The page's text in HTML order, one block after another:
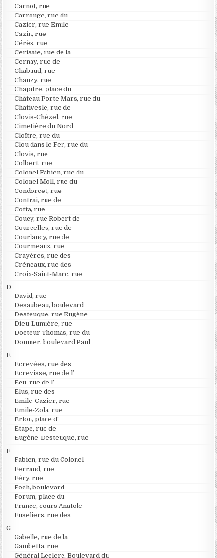
Carnot, rue
Carrouge, rue du
Cazier, rue Emile
Cazin, rue
Cérès, rue
Cerisaie, rue de la
Cernay, rue de
Chabaud, rue
Chanzy, rue
Chapitre, place du
Château Porte Mars, rue du
Chativesle, rue de
Clovis-Chézel, rue
Cimetière du Nord
Cloître, rue du
Clou dans le Fer, rue du
Clovis, rue
Colbert, rue
Colonel Fabien, rue du
Colonel Moll, rue du
Condorcet, rue
Contrai, rue de
Cotta, rue
Coucy, rue Robert de
Courcelles, rue de
Courlancy, rue de
Courmeaux, rue
Crayères, rue des
Créneaux, rue des
Croix-Saint-Marc, rue
D
David, rue
Desaubeau, boulevard
Desteuque, rue Eugène
Dieu-Lumière, rue
Docteur Thomas, rue du
Doumer, boulevard Paul
E
Ecrevées, rue des
Ecrevisse, rue de l’
Ecu, rue de l’
Elus, rue des
Emile-Cazier, rue
Emile-Zola, rue
Erlon, place d’
Etape, rue de
Eugène-Desteuque, rue
F
Fabien, rue du Colonel
Ferrand, rue
Féry, rue
Foch, boulevard
Forum, place du
France, cours Anatole
Fuseliers, rue des
G
Gabelle, rue de la
Gambetta, rue
Général Leclerc, Boulevard du